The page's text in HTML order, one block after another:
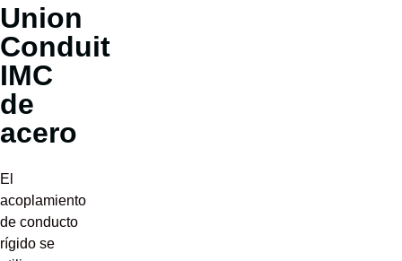
Union
Conduit
IMC
de
acero
El
acoplamiento
de conducto
rígido se